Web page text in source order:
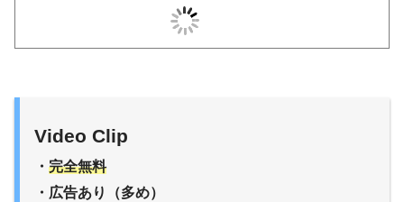
Video Clip
・ 完全無料
・広告あり（多め）